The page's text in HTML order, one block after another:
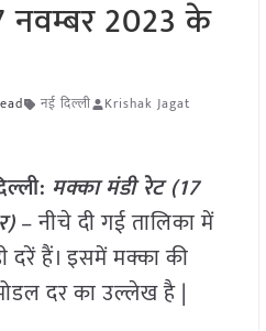
नवम्बर 2023 के
नई दिल्ली Krishak Jagat
मक्का मंडी रेट (17
– नीचे दी गई तालिका में
दरें हैं। इसमें मक्का की
दर का उल्लेख है |